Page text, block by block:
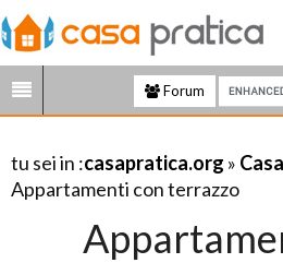
Forum
tu sei in :casapratica.org » Casa
Appartamenti con terrazzo